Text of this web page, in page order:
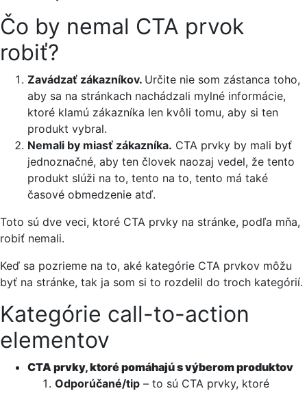
Čo by nemal CTA prvok
robiť?
Zavádzať zákazníkov. Určite nie som zástanca toho,
aby sa na stránkach nachádzali mylné informácie,
ktoré klamú zákazníka len kvôli tomu, aby si ten
produkt vybral.
Nemali by miasť zákazníka. CTA prvky by mali byť
jednoznačné, aby ten človek naozaj vedel, že tento
produkt slúži na to, tento na to, tento má také
časové obmedzenie atď.
Toto sú dve veci, ktoré CTA prvky na stránke, podľa mňa,
robiť nemali.
Keď sa pozrieme na to, aké kategórie CTA prvkov môžu
byť na stránke, tak ja som si to rozdelil do troch kategórií.
Kategórie call-to-action
elementov
CTA prvky, ktoré pomáhajú s výberom produktov
Odporúčané/tip – to sú CTA prvky, ktoré